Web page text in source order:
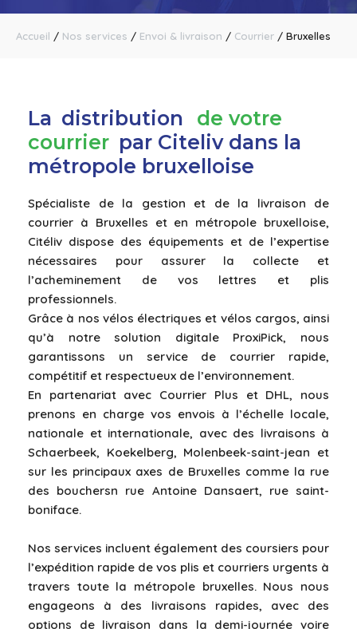
Accueil / Nos services / Envoi & livraison / Courrier / Bruxelles
La distribution
de votre
courrier par Citeliv dans la
métropole bruxelloise
Spécialiste de la gestion et de la livraison de
courrier à Bruxelles et en métropole bruxelloise,
Citéliv dispose des équipements et de l’expertise
nécessaires pour assurer la collecte et
l’acheminement de vos lettres et plis
professionnels.
Grâce à nos vélos électriques et vélos cargos, ainsi
qu’à notre solution digitale ProxiPick, nous
garantissons un service de courrier rapide,
compétitif et respectueux de l’environnement.
En partenariat avec Courrier Plus et DHL, nous
prenons en charge vos envois à l’échelle locale,
nationale et internationale, avec des livraisons à
Schaerbeek, Koekelberg, Molenbeek-saint-jean et
sur les principaux axes de Bruxelles comme la rue
des bouchersn rue Antoine Dansaert, rue saint-
boniface.
Nos services incluent également des coursiers pour
l’expédition rapide de vos plis et courriers urgents à
travers toute la métropole bruxelles. Nous nous
engageons à des livraisons rapides, avec des
options de livraison dans la demi-journée voire